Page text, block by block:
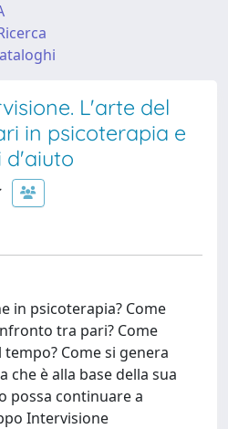
L'arte del
in psicoterapia e
d'aiuto
in psicoterapia? Come
tra pari? Come
Come si genera
che è alla base della sua
possa continuare a
Intervisione